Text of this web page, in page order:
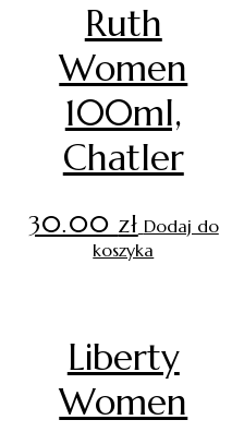
Ruth
Women
100ml,
Chatler
30.00 zł Dodaj do
koszyka
Liberty
Women